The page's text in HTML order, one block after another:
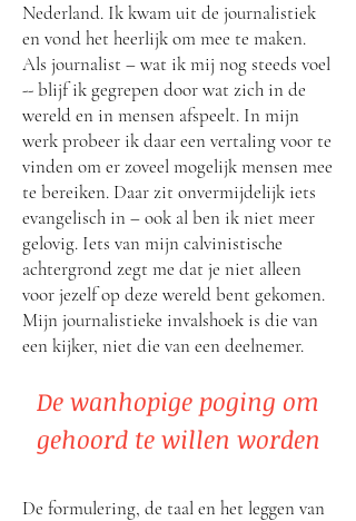
Nederland. Ik kwam uit de journalistiek
en vond het heerlijk om mee te maken.
Als journalist – wat ik mij nog steeds voel
-- blijf ik gegrepen door wat zich in de
wereld en in mensen afspeelt. In mijn
werk probeer ik daar een vertaling voor te
vinden om er zoveel mogelijk mensen mee
te bereiken. Daar zit onvermijdelijk iets
evangelisch in – ook al ben ik niet meer
gelovig. Iets van mijn calvinistische
achtergrond zegt me dat je niet alleen
voor jezelf op deze wereld bent gekomen.
Mijn journalistieke invalshoek is die van
een kijker, niet die van een deelnemer.
De wanhopige poging om
gehoord te willen worden
De formulering, de taal en het leggen van